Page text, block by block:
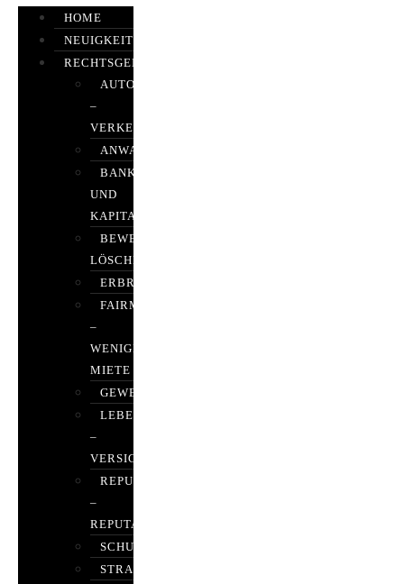
HOME
NEUIGKEITEN
RECHTSGEBIETE
AUTOBETRUG
–
VERKEHRSRECHT
ANWALTSHAFTUNGSRECHT
BANK-
UND
KAPITALMARKTRECHT
BEWERTUNGEN
LÖSCHEN
ERBRECHT
FAIRMIETEN
–
WENIGER
MIETE
GEWERBERECHT
LEBENSVERSICHERUNG
–
VERSICHERUNGSRECHT
REPUTATIONSRECHT
–
REPUTATIONSMANAGEMENT
SCHUFARECHT
STRAFRECHT